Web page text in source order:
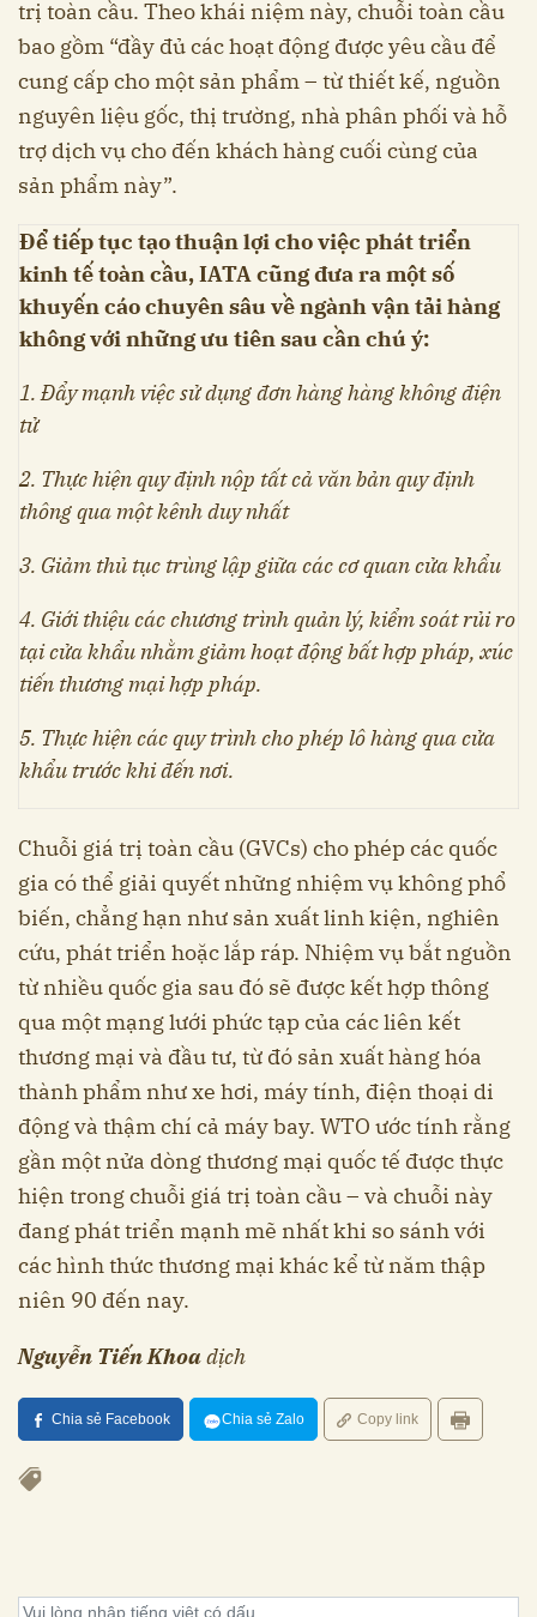
trị toàn cầu. Theo khái niệm này, chuỗi toàn cầu
bao gồm “đầy đủ các hoạt động được yêu cầu để
cung cấp cho một sản phẩm – từ thiết kế, nguồn
nguyên liệu gốc, thị trường, nhà phân phối và hỗ
trợ dịch vụ cho đến khách hàng cuối cùng của
sản phẩm này”.
Để tiếp tục tạo thuận lợi cho việc phát triển
kinh tế toàn cầu, IATA cũng đưa ra một số
khuyến cáo chuyên sâu về ngành vận tải hàng
không với những ưu tiên sau cần chú ý:
1. Đẩy mạnh việc sử dụng đơn hàng hàng không điện
tử
2. Thực hiện quy định nộp tất cả văn bản quy định
thông qua một kênh duy nhất
3. Giảm thủ tục trùng lập giữa các cơ quan cửa khẩu
4. Giới thiệu các chương trình quản lý, kiểm soát rủi ro
tại cửa khẩu nhằm giảm hoạt động bất hợp pháp, xúc
tiến thương mại hợp pháp.
5. Thực hiện các quy trình cho phép lô hàng qua cửa
khẩu trước khi đến nơi.
Chuỗi giá trị toàn cầu (GVCs) cho phép các quốc
gia có thể giải quyết những nhiệm vụ không phổ
biến, chẳng hạn như sản xuất linh kiện, nghiên
cứu, phát triển hoặc lắp ráp. Nhiệm vụ bắt nguồn
từ nhiều quốc gia sau đó sẽ được kết hợp thông
qua một mạng lưới phức tạp của các liên kết
thương mại và đầu tư, từ đó sản xuất hàng hóa
thành phẩm như xe hơi, máy tính, điện thoại di
động và thậm chí cả máy bay. WTO ước tính rằng
gần một nửa dòng thương mại quốc tế được thực
hiện trong chuỗi giá trị toàn cầu – và chuỗi này
đang phát triển mạnh mẽ nhất khi so sánh với
các hình thức thương mại khác kể từ năm thập
niên 90 đến nay.
Nguyễn Tiến Khoadịch
Chia sẻ Facebook Chia sẻ Zalo Copy link